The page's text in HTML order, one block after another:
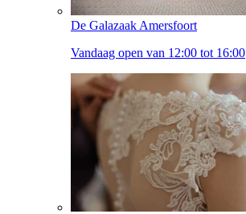
De Galazaak Amersfoort
Vandaag open van 12:00 tot 16:00